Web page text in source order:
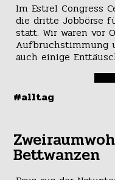
Im Estrel Congress
die dritte Jobbörse
statt. Wir waren vor
Aufbruchstimmung
auch einige
#alltag
Bettwanzen